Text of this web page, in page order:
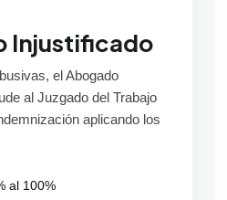
Injustificado
el Abogado
al Juzgado del Trabajo
aplicando los
al 100%